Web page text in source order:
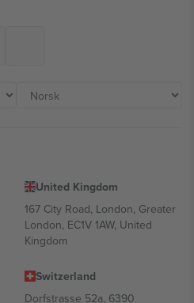
United Kingdom
167 City Road, London, Greater
London, EC1V 1AW, United
Kingdom
Switzerland
Dorfstrasse 52a, 6390